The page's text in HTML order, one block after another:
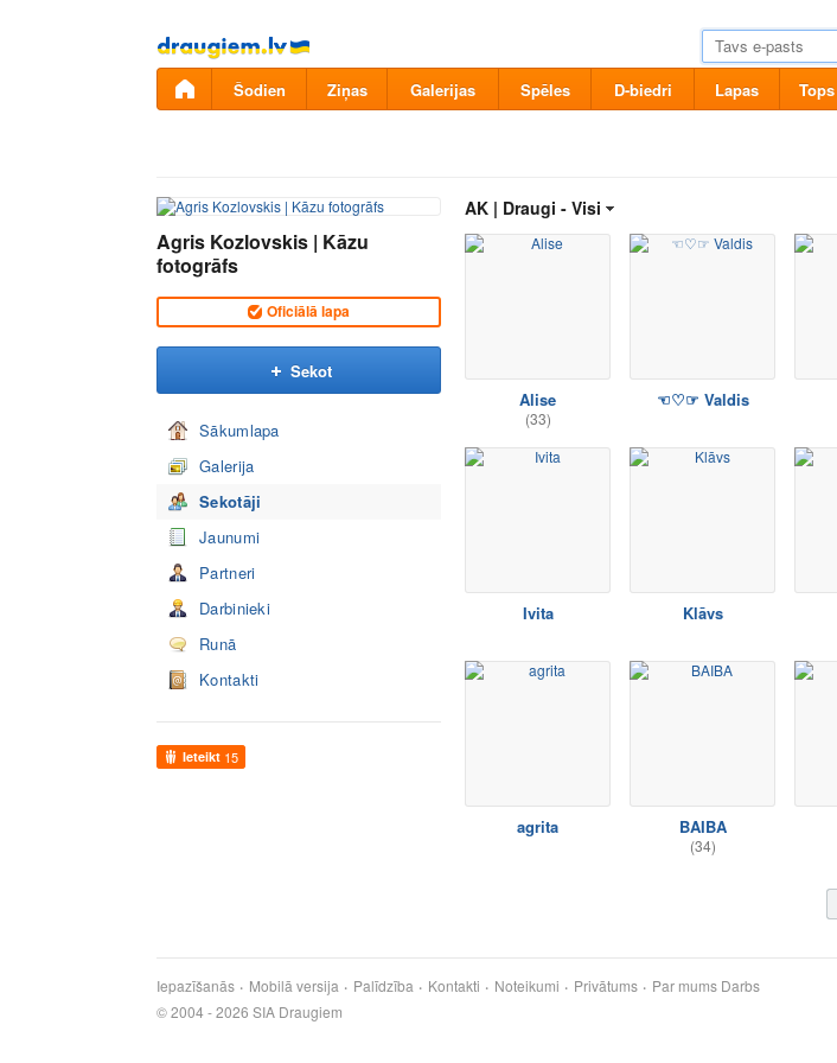
Pāriet
uz
saturu
Šodien Ziņas Galerijas Spēles D-biedri Lapas Tops
Agris Kozlovskis | Kāzu
fotogrāfs
Oficiālā lapa
Sekot
Sākumlapa
Galerija
Sekotāji
Jaunumi
Partneri
Darbinieki
Runā
Kontakti
Ieteikt 15
AK | Draugi - Visi
Alise
(33)
☜♡☞ Valdis
Ivita Klāvs
agrita BAIBA
(34)
Iepazīšanās Mobilā versija Palīdzība Kontakti Noteikumi Privātums Par mums Darbs
© 2004 - 2026 SIA Draugiem